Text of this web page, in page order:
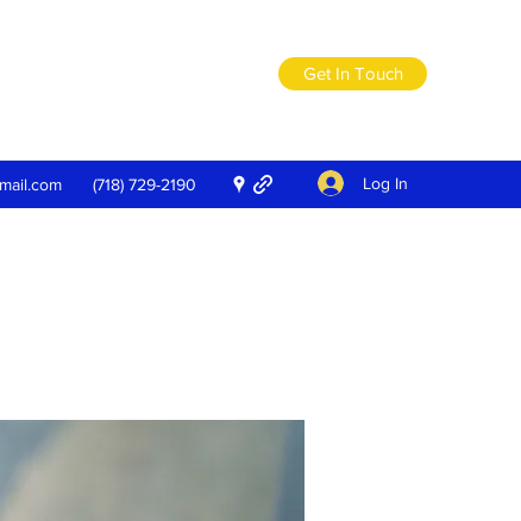
Get In Touch
(718) 729-2190 Log In